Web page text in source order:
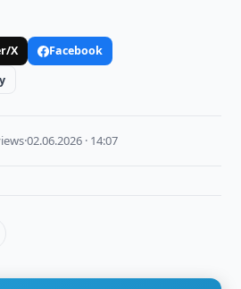
X
Facebook
·02.06.2026 · 14:07